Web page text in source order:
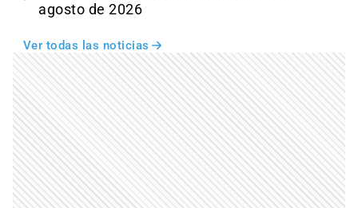
agosto de 2026
Ver todas las noticias